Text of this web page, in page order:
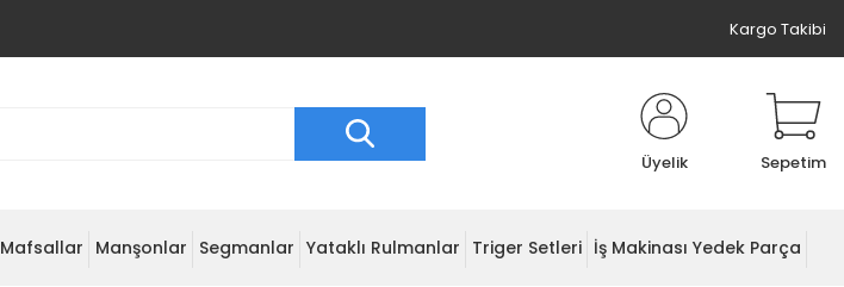
Kargo Takibi
Üyelik Sepetim
Mafsallar Manşonlar Segmanlar Yataklı Rulmanlar Triger Setleri İş Makinası Yedek Parça